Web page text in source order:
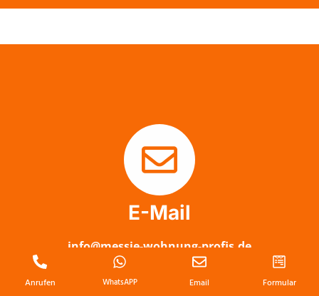
E-Mail
info@messie-wohnung-profis.de
Anrufen WhatsAPP Email Formular